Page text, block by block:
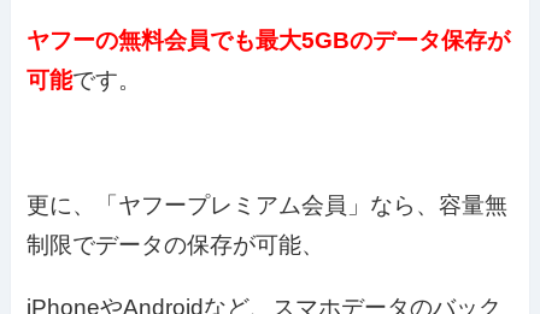
ヤフーの無料会員でも最大5GBのデータ保存が
可能です。
更に、「ヤフープレミアム会員」なら、容量無
制限でデータの保存が可能、
iPhoneやAndroidなど、スマホデータのバック